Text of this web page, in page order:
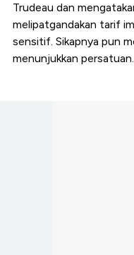
Trudeau dan
melipatgandakan tarif
sensitif. Sikapnya pun
menunjukkan persatuan.